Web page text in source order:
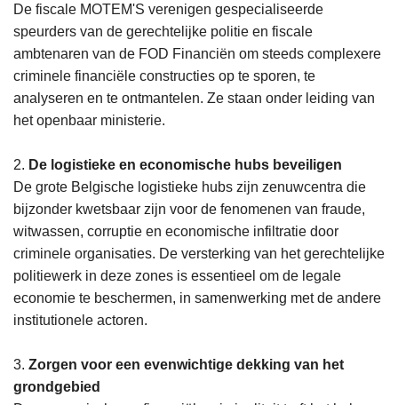
De fiscale MOTEM'S verenigen gespecialiseerde
speurders van de gerechtelijke politie en fiscale
ambtenaren van de FOD Financiën om steeds complexere
criminele financiële constructies op te sporen, te
analyseren en te ontmantelen. Ze staan onder leiding van
het openbaar ministerie.
2. De logistieke en economische hubs beveiligen
De grote Belgische logistieke hubs zijn zenuwcentra die
bijzonder kwetsbaar zijn voor de fenomenen van fraude,
witwassen, corruptie en economische infiltratie door
criminele organisaties. De versterking van het gerechtelijke
politiewerk in deze zones is essentieel om de legale
economie te beschermen, in samenwerking met de andere
institutionele actoren.
3. Zorgen voor een evenwichtige dekking van het
grondgebied